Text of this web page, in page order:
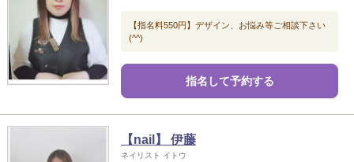
【指名料550円】デザイン、お悩み等ご相談下さい
(^^)
指名して予約する
【nail】 伊藤
ネイリスト イトウ